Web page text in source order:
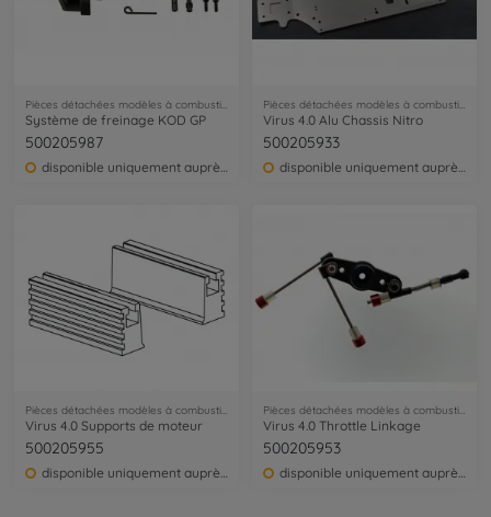
Pièces détachées modèles à combustion
Système de freinage KOD GP
500205987
Pièces détachées modèles à combustion
Virus 4.0 Alu Chassis Nitro
500205933
Pièces détachées modèles à combustion
Virus 4.0 Supports de moteur
500205955
disponible uniquement auprès du service clientèle
Pièces détachées modèles à combustion
Virus 4.0 Throttle Linkage
500205953
disponible uniquement auprès du service clientèle